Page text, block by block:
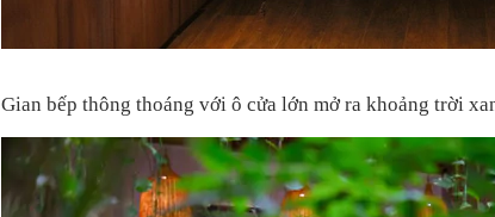
Gian bếp thông thoáng với ô cửa lớn mở ra khoảng trời